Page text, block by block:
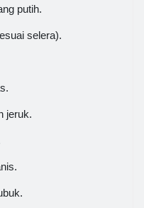
putih.
selera).
jeruk.